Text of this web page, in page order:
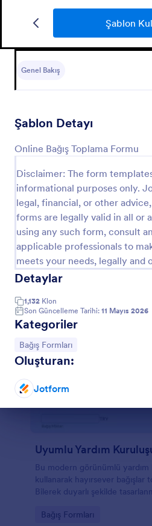
Şablon
Genel Bakış
Şablon Detayı
Online Bağış Toplama Formu
Disclaimer: The form
informational purposes only.
legal, financial, or other
forms are legally valid in all or
using any such form, consult
applicable professionals to
meets your needs, legally and
Detaylar
1,132 Klon
Son Güncelleme Tarihi: 11 Mayıs 2026
Kategoriler
Kategoriye git:
Bağış Formları
Oluşturan:
Jotform
Online Bağış Toplama
Uyumlu Yardım
Bu modern görünümlü yardım
kullanarak hayırsever bağışlar
Bilerek duyarlı şekilde
rahattır!
Go to Category:
Bağış Formları